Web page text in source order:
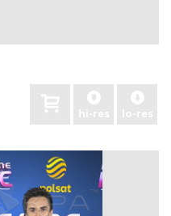
hi-res lo-res